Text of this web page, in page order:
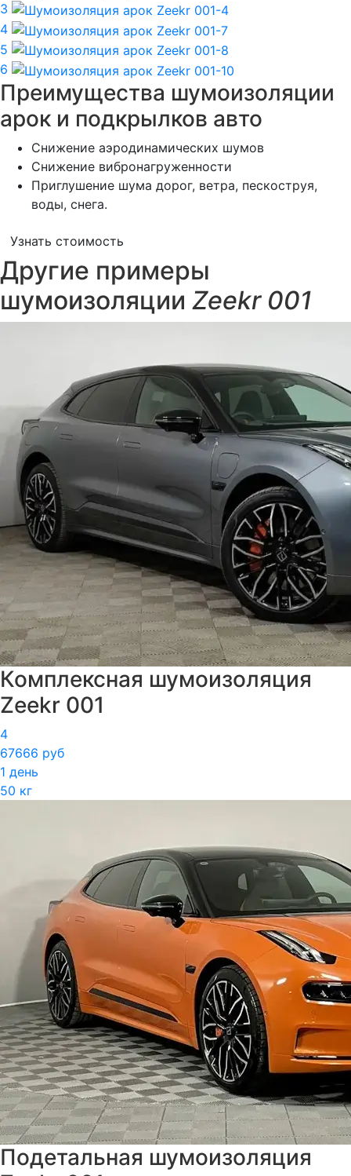
3
4
5
6
Преимущества шумоизоляции
арок и подкрылков авто
Снижение аэродинамических шумов
Снижение вибронагруженности
Приглушение шума дорог, ветра, пескоструя,
воды, снега.
Узнать стоимость
Другие примеры
шумоизоляции Zeekr 001
Комплексная шумоизоляция
Zeekr 001
4
67666 руб
1 день
50 кг
Подетальная шумоизоляция